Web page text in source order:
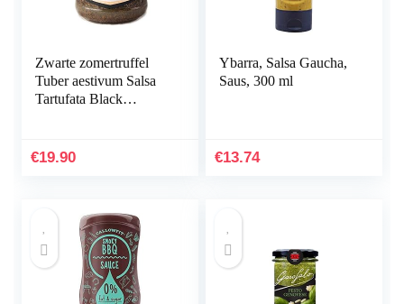
Zwarte zomertruffel
Tuber aestivum Salsa
Tartufata Black
ideaal voor vlees,
€19.90
Ybarra, Salsa Gaucha,
Saus, 300 ml
€13.74